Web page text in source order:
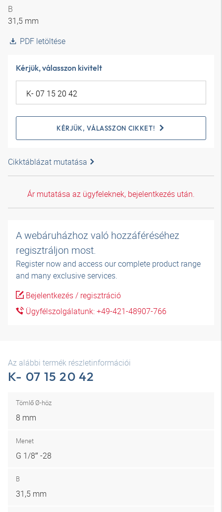
B
31,5 mm
PDF letöltése
Kérjük, válasszon kivitelt
KÉRJÜK, VÁLASSZON CIKKET!
Cikktáblázat mutatása
Ár mutatása az ügyfeleknek, bejelentkezés után.
A webáruházhoz való hozzáféréséhez
regisztráljon most.
Register now and access our complete product range
and many exclusive services.
Bejelentkezés / regisztráció
Ügyfélszolgálatunk: +49-421-48907-766
Az alábbi termék részletinformációi
K- 07 15 20 42
Tömlő Ø-höz
8 mm
Menet
G 1/8″ -28
B
31,5 mm